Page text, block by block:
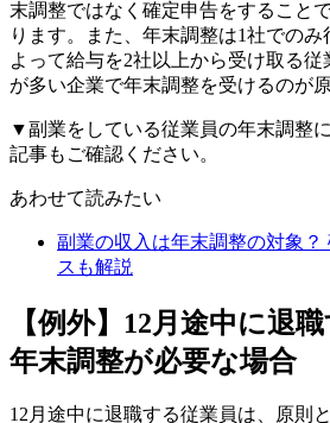
末調整ではなく確定申告をすること
ります。また、年末調整は1社での
よって給与を2社以上から受け取る
が多い企業で年末調整を受けるのが原
▼副業をしている従業員の年末調整
記事もご確認ください。
あわせて読みたい
副業の収入は年末調整の対象？
スも解説
【例外】12月途中に退
年末調整が必要な場合
12月途中に退職する従業員は、原則